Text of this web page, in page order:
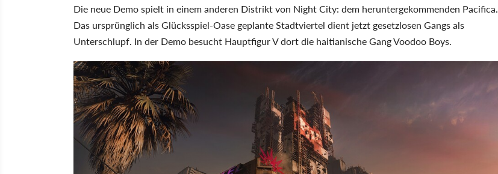
Die neue Demo spielt in einem anderen Distrikt von Night City: dem heruntergekommenden Pacifica.
Das ursprünglich als Glücksspiel-Oase geplante Stadtviertel dient jetzt gesetzlosen Gangs als
Unterschlupf. In der Demo besucht Hauptfigur V dort die haitianische Gang Voodoo Boys.